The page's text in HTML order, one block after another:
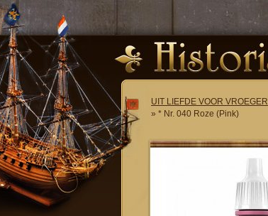
UIT LIEFDE VOOR VROEGER
» * Nr. 040 Roze (Pink)